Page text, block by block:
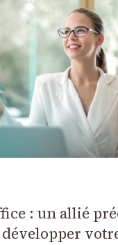
: un allié